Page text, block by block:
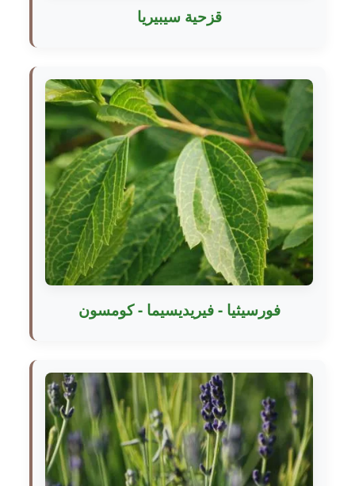
قزحية سيبيريا
فورسيثيا - فيريديسيما - كومسون